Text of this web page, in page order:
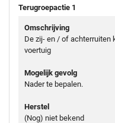
Terugroepactie 1
Omschrijving
De zij- en / of achterruiten
voertuig
Mogelijk gevolg
Nader te bepalen.
Herstel
(Nog) niet bekend